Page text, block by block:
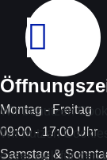
Montag - Freitag
09:00 - 17:00 Uhr
Samstag &
Wir benutzen
Wir nutzen
essenziell für den